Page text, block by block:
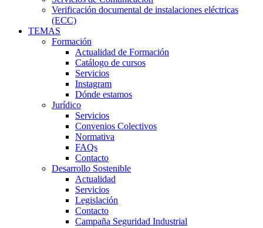
Verificación documental de instalaciones eléctricas
(ECC)
TEMAS
Formación
Actualidad de Formación
Catálogo de cursos
Servicios
Instagram
Dónde estamos
Jurídico
Servicios
Convenios Colectivos
Normativa
FAQs
Contacto
Desarrollo Sostenible
Actualidad
Servicios
Legislación
Contacto
Campaña Seguridad Industrial